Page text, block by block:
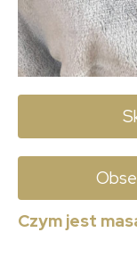
Czym jest